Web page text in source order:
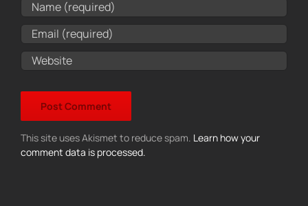
This site uses Akismet to reduce spam. Learn how your
comment data is processed.